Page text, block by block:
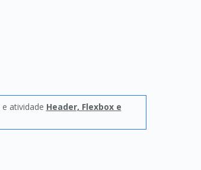
e atividade Header, Flexbox e